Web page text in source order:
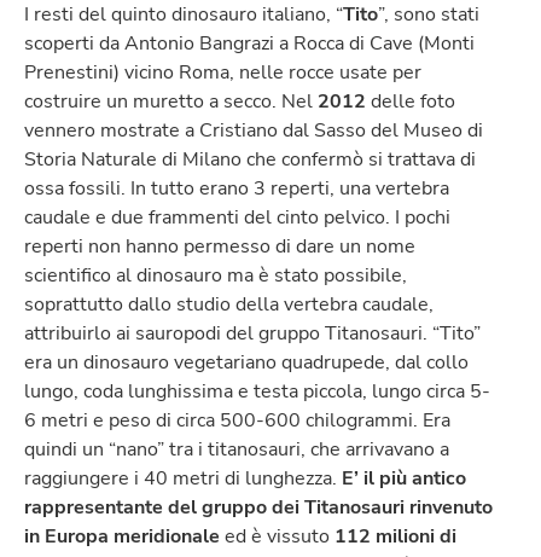
I resti del quinto dinosauro italiano, “Tito”, sono stati
scoperti da Antonio Bangrazi a Rocca di Cave (Monti
Prenestini) vicino Roma, nelle rocce usate per
costruire un muretto a secco. Nel 2012 delle foto
vennero mostrate a Cristiano dal Sasso del Museo di
Storia Naturale di Milano che confermò si trattava di
ossa fossili. In tutto erano 3 reperti, una vertebra
caudale e due frammenti del cinto pelvico. I pochi
reperti non hanno permesso di dare un nome
scientifico al dinosauro ma è stato possibile,
soprattutto dallo studio della vertebra caudale,
attribuirlo ai sauropodi del gruppo Titanosauri. “Tito”
era un dinosauro vegetariano quadrupede, dal collo
lungo, coda lunghissima e testa piccola, lungo circa 5-
6 metri e peso di circa 500-600 chilogrammi. Era
quindi un “nano” tra i titanosauri, che arrivavano a
raggiungere i 40 metri di lunghezza. E’ il più antico
rappresentante del gruppo dei Titanosauri rinvenuto
in Europa meridionale ed è vissuto 112 milioni di